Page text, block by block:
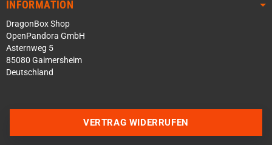
INFORMATION
DragonBox Shop
OpenPandora GmbH
Asternweg 5
85080 Gaimersheim
Deutschland
VERTRAG WIDERRUFEN